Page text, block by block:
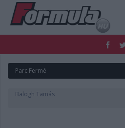
FORMULA
NEMZETKÖZI
Parc Fermé
Balogh Tamás